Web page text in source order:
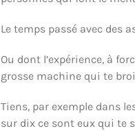
Le temps passé avec des
Ou dont l’expérience, à
grosse machine qui te
Tiens, par exemple dans
sur dix ce sont eux qui te